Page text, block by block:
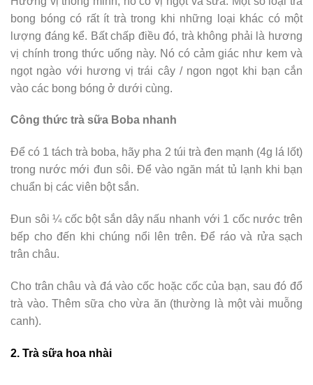
bong bóng có rất ít trà trong khi những loại khác có một
lượng đáng kể. Bất chấp điều đó, trà không phải là hương
vị chính trong thức uống này. Nó có cảm giác như kem và
ngọt ngào với hương vị trái cây / ngon ngọt khi bạn cắn
vào các bong bóng ở dưới cùng.
Công thức trà sữa Boba nhanh
Để có 1 tách trà boba, hãy pha 2 túi trà đen mạnh (4g lá lốt)
trong nước mới đun sôi. Để vào ngăn mát tủ lạnh khi bạn
chuẩn bị các viên bột sắn.
Đun sôi ¼ cốc bột sắn dây nấu nhanh với 1 cốc nước trên
bếp cho đến khi chúng nổi lên trên. Để ráo và rửa sạch
trân châu.
Cho trân châu và đá vào cốc hoặc cốc của bạn, sau đó đổ
trà vào. Thêm sữa cho vừa ăn (thường là một vài muỗng
canh).
2. Trà sữa hoa nhài